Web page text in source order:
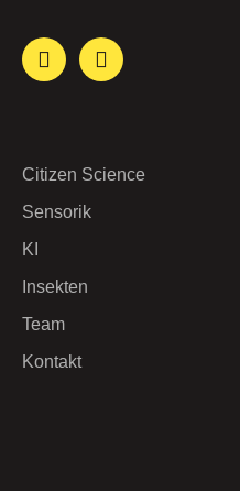
Citizen Science
Sensorik
KI
Insekten
Team
Kontakt